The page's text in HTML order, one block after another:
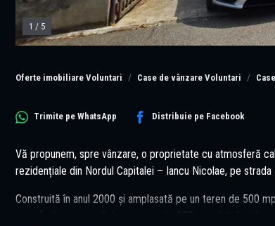
1 / 5
Oferte imobiliare Voluntari Case de vânzare Voluntari
Trimite pe WhatsApp Distribuie pe Facebook
Vă propunem, spre vânzare, o proprietate cu atmosferă
rezidențiale din Nordul Capitalei – Iancu Nicolae, pe
Construită în anul 2000 și amplasată pe un teren de 500
suprafață generoasă de aproximativ 300 mp, distribuită